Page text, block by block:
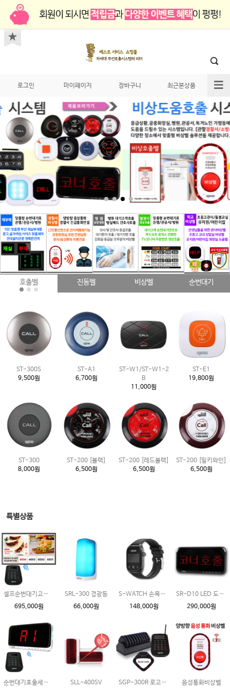
로그인 마이페이지 장바구니 최근본상품
호출벨 진동벨 비상벨 순번대기
ST-300S
9,500원
ST-A1
6,700원
ST-W1/ST-W1-2
B
11,000원
ST-E1
19,800원
ST-300
8,000원
ST-200 [블랙]
6,500원
ST-200 [레드블랙]
6,500원
ST-200 [밀키와인]
6,500원
특별상품
셀프순번대기고객호출세트
695,000원
SRL-300 경광등
66,000원
S-WATCH 손목페이저
148,000원
SR-D10 LED 도트 모니터
290,000원
순번대기호출세트_수신기선택형 SLL-400SV SGP-300R 로고스티커무료 음성통화비상벨